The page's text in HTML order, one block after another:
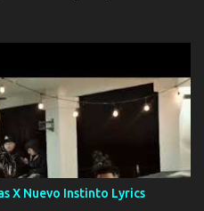
❤️ Música Mil y un besos
habrá quien lo detenga si las
y cerremos las puertas
el Fuego en esa
Única por donde vas me curas
otra que te sea igual te ves
Aquí estoy no dejaré que se
X Nuevo Instinto Lyrics